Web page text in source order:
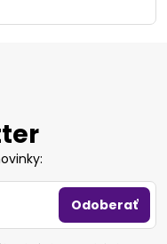
Odoberať